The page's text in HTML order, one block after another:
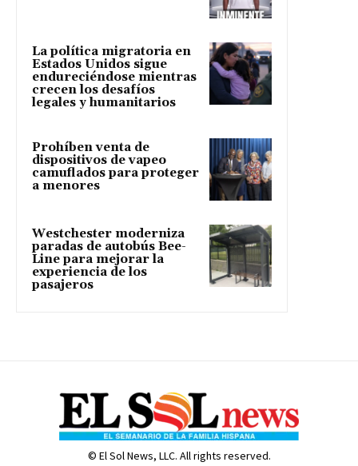
La política migratoria en
Estados Unidos sigue
endureciéndose mientras
crecen los desafíos
legales y humanitarios
Prohíben venta de
dispositivos de vapeo
camuflados para proteger
a menores
Westchester moderniza
paradas de autobús Bee-
Line para mejorar la
experiencia de los
pasajeros
© El Sol News, LLC. All rights reserved.